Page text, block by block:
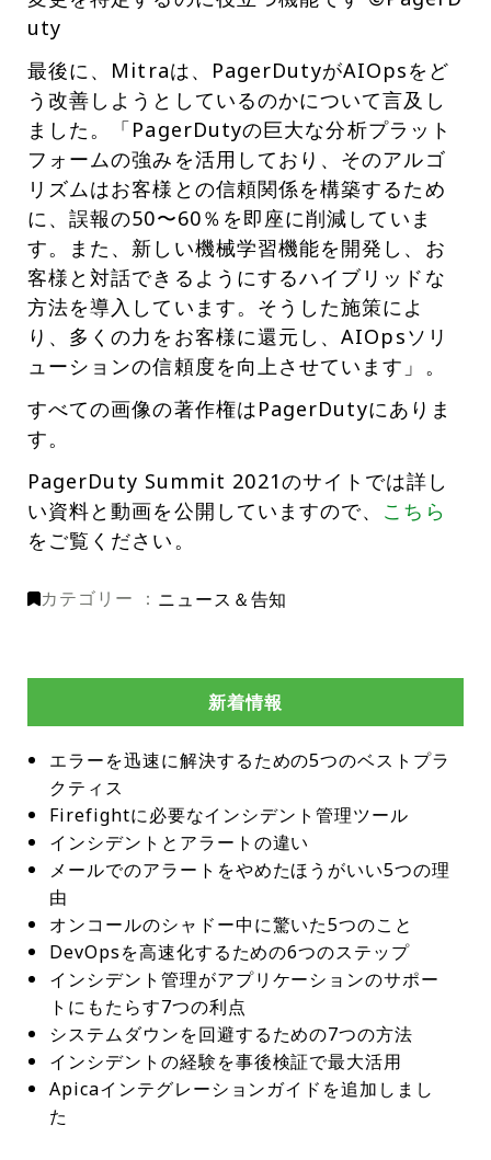
uty
最後に、Mitraは、PagerDutyがAIOpsをど
う改善しようとしているのかについて言及し
ました。「PagerDutyの巨大な分析プラット
フォームの強みを活用しており、そのアルゴ
リズムはお客様との信頼関係を構築するため
に、誤報の50〜60％を即座に削減していま
す。また、新しい機械学習機能を開発し、お
客様と対話できるようにするハイブリッドな
方法を導入しています。そうした施策によ
り、多くの力をお客様に還元し、AIOpsソリ
ューションの信頼度を向上させています」。
すべての画像の著作権はPagerDutyにありま
す。
PagerDuty Summit 2021のサイトでは詳し
い資料と動画を公開していますので、 こちら
をご覧ください。
カテゴリー ： ニュース＆告知
新着情報
エラーを迅速に解決するための5つのベストプラ
クティス
Firefightに必要なインシデント管理ツール
インシデントとアラートの違い
メールでのアラートをやめたほうがいい5つの理
由
オンコールのシャドー中に驚いた5つのこと
DevOpsを高速化するための6つのステップ
インシデント管理がアプリケーションのサポー
トにもたらす7つの利点
システムダウンを回避するための7つの方法
インシデントの経験を事後検証で最大活用
Apicaインテグレーションガイドを追加しまし
た